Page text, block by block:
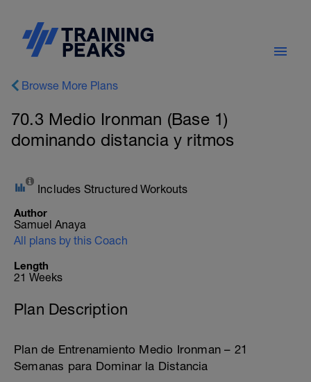
Browse More Plans
70.3 Medio Ironman (Base 1)
dominando distancia y ritmos
Includes Structured Workouts
Author
Samuel Anaya
All plans by this Coach
Length
21 Weeks
Plan Description
Plan de Entrenamiento Medio Ironman – 21
Semanas para Dominar la Distancia